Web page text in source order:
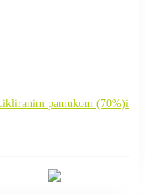
pamukom (70%)i